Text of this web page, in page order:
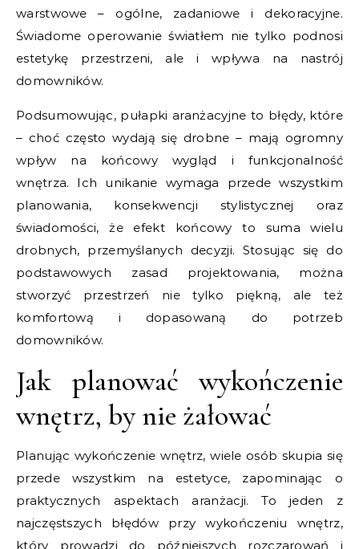
warstwowe – ogólne, zadaniowe i dekoracyjne.
Świadome operowanie światłem nie tylko podnosi
estetykę przestrzeni, ale i wpływa na nastrój
domowników.
Podsumowując, pułapki aranżacyjne to błędy, które
– choć często wydają się drobne – mają ogromny
wpływ na końcowy wygląd i funkcjonalność
wnętrza. Ich unikanie wymaga przede wszystkim
planowania, konsekwencji stylistycznej oraz
świadomości, że efekt końcowy to suma wielu
drobnych, przemyślanych decyzji. Stosując się do
podstawowych zasad projektowania, można
stworzyć przestrzeń nie tylko piękną, ale też
komfortową i dopasowaną do potrzeb
domowników.
Jak planować wykończenie
wnętrz, by nie żałować
Planując wykończenie wnętrz, wiele osób skupia się
przede wszystkim na estetyce, zapominając o
praktycznych aspektach aranżacji. To jeden z
najczęstszych błędów przy wykończeniu wnętrz,
który prowadzi do późniejszych rozczarowań i